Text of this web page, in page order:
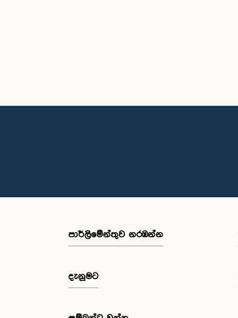
පාර්ලි‌මේන්තුව නරඹන්න
දැනුමට